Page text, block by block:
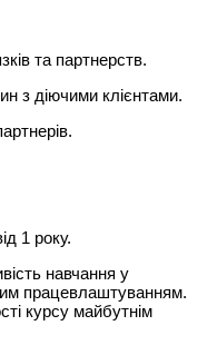
та партнерств.
з діючими клієнтами.
1 року.
навчання у
працевлаштуванням.
курсу майбутнім